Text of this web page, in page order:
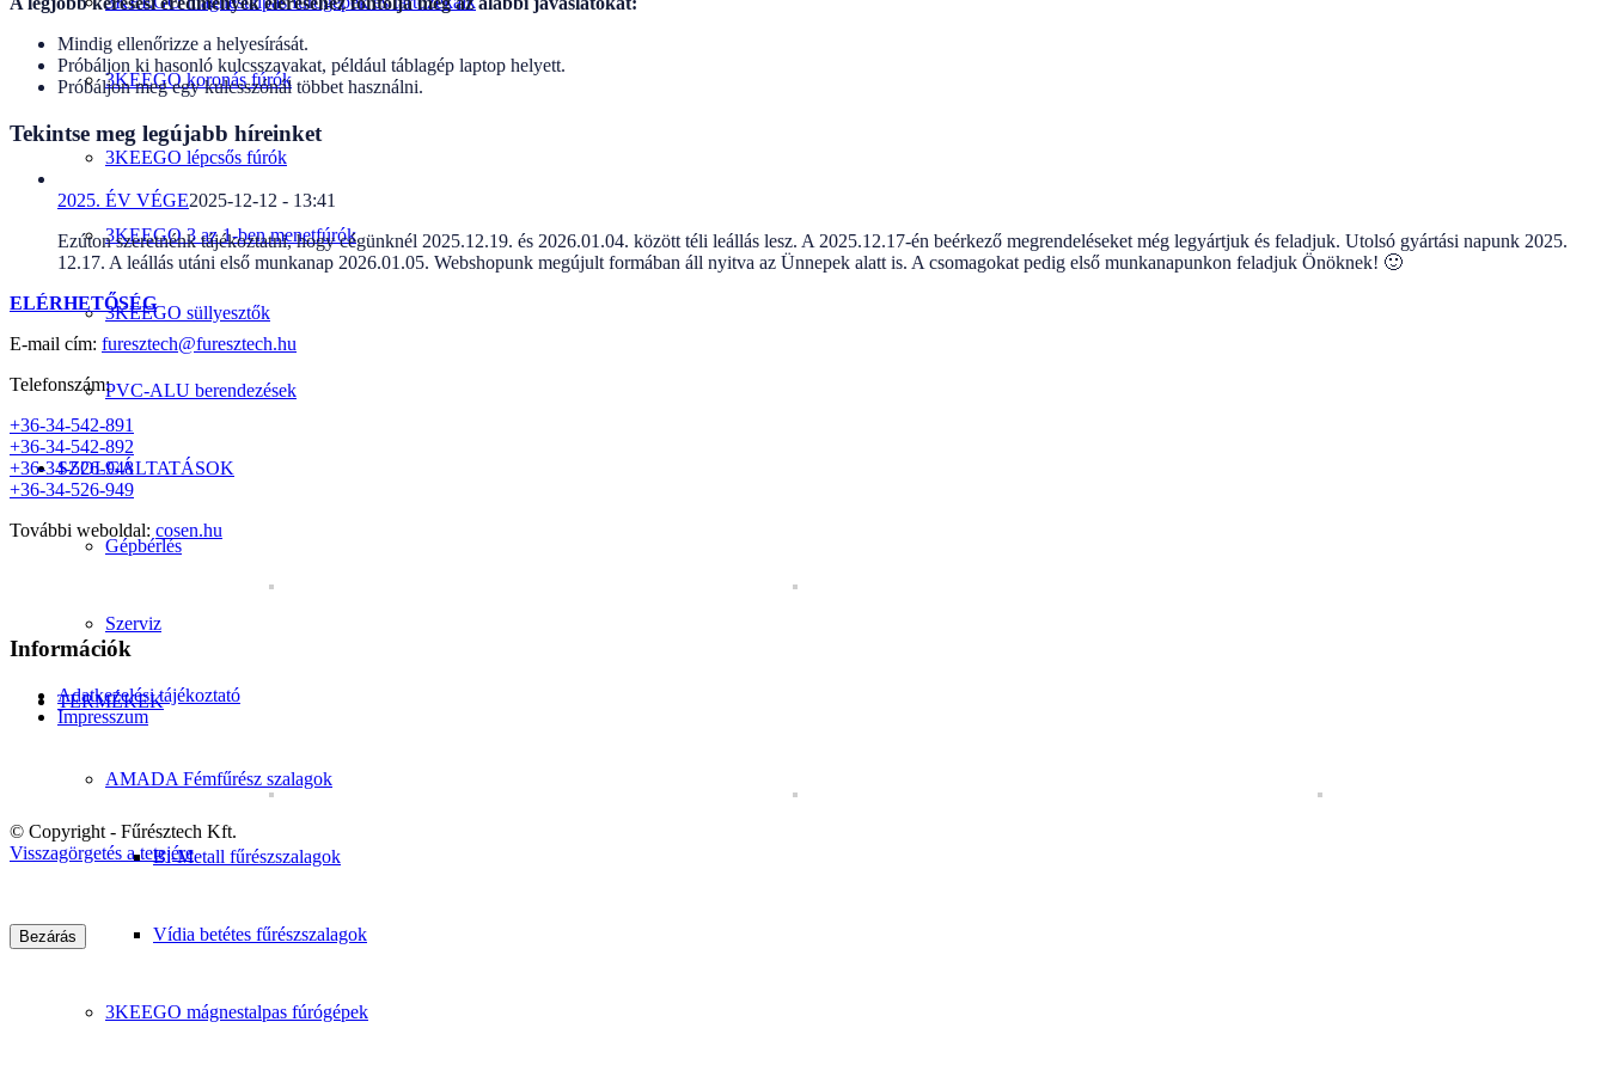
3KEEGO koronás fúrók
3KEEGO lépcsős fúrók
3KEEGO 3 az 1-ben menetfúrók
3KEEGO süllyesztők
PVC-ALU berendezések
SZOLGÁLTATÁSOK
Gépbérlés
Szerviz
TERMÉKEK
AMADA Fémfűrész szalagok
Bi-Metall fűrészszalagok
Vídia betétes fűrészszalagok
3KEEGO mágnestalpas fúrógépek
Mindig ellenőrizze a helyesírását.
Próbáljon ki hasonló kulcsszavakat, például táblagép laptop helyett.
Próbáljon meg egy kulcsszónál többet használni.
Tekintse meg legújabb híreinket
2025. ÉV VÉGE2025-12-12 - 13:41
Ezúton szeretnénk tájékoztatni, hogy cégünknél 2025.12.19. és 2026.01.04. között téli leállás lesz. A 2025.12.17-én beérkező megrendeléseket még legyártjuk és feladjuk. Utolsó gyártási napunk 2025.
12.17. A leállás utáni első munkanap 2026.01.05. Webshopunk megújult formában áll nyitva az Ünnepek alatt is. A csomagokat pedig első munkanapunkon feladjuk Önöknek! 🙂
ELÉRHETŐSÉG
E-mail cím: furesztech@furesztech.hu
Telefonszám:
+36-34-542-891
+36-34-542-892
+36-34-526-948
+36-34-526-949
További weboldal: cosen.hu
Információk
Adatkezelési tájékoztató
Impresszum
© Copyright - Fűrésztech Kft.
Visszagörgetés a tetejére
Bezárás